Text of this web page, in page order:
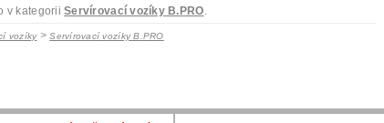
v kategoriiServírovací vozíky B.PRO.
vozíky>Servírovací vozíky B.PRO